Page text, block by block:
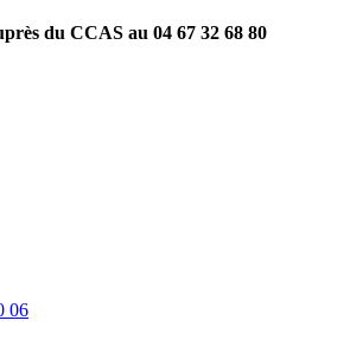
du CCAS au 04 67 32 68 80
06